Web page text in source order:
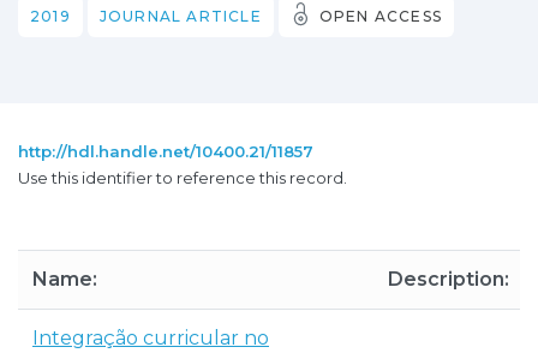
2019 JOURNAL ARTICLE OPEN ACCESS
http://hdl.handle.net/10400.21/11857
Use this identifier to reference this record.
Name: Description:
Integração curricular no